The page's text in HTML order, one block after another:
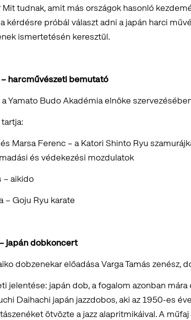
tudnak, amit más országok hasonló
kérdésre próbál választ adni a japán harci
ismertetésén keresztül.
harcművészeti bemutató
a Yamato Budo Akadémia elnöke
Marsa Ferenc – a Katori Shinto Ryu
és védekezési mozdulatok
– aikido
– Goju Ryu karate
japán dobkoncert
dobzenekar előadása Varga Tamás zenész,
jelentése: japán dob, a fogalom azonban mára
Daihachi japán jazzdobos, aki az 1950-es
ötvözte a jazz alapritmikáival. A